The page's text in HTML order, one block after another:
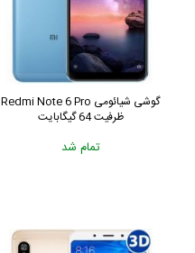
گوشی شیائومی Redmi Note 6 Pro
ظرفیت 64 گیگابایت
تمام شد